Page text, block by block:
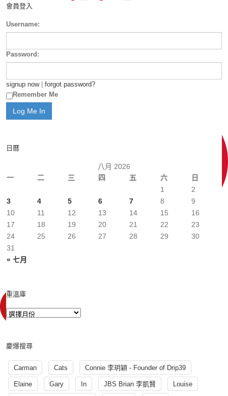
會員登入
Username:
Password:
signup now| forgot password?
Remember Me
日曆
八月 2026
一
二 三 四 五 六 日
« 七月
1
2
3
4 5 6 7 8
9
10
11 12 13 14 15
16
17
18 19 20 21 22
23
24
25 26 27 28 29
30
31
重溫庫
慶爆搜尋
Carman Cats Connie 李玥穎 - Founder of Drip39
Elaine Gary In JBS Brian 李凱賢 Louise